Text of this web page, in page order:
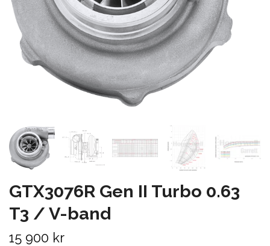
GTX3076R Gen II Turbo 0.63
T3 / V-band
15 900 kr